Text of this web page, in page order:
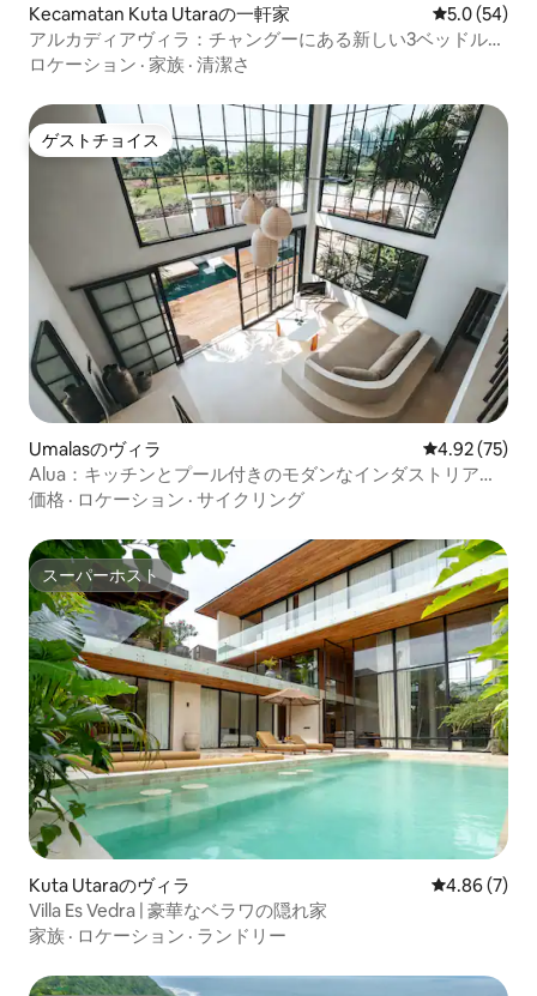
Kecamatan Kuta Utaraの一軒家 レビュー54
5.0 (54)
アルカディアヴィラ：チャングーにある新しい3ベッドルー
ム
ロケーション · 家族 · 清潔さ
ゲストチョイス
ゲストチョイス
Umalasのヴィラ レビュー75
4.92 (75)
Alua：キッチンとプール付きのモダンなインダストリアル
ロフト
価格 · ロケーション · サイクリング
スーパーホスト
スーパーホスト
Kuta Utaraのヴィラ レビュー7
4.86 (7)
Villa Es Vedra | 豪華なベラワの隠れ家
家族 · ロケーション · ランドリー